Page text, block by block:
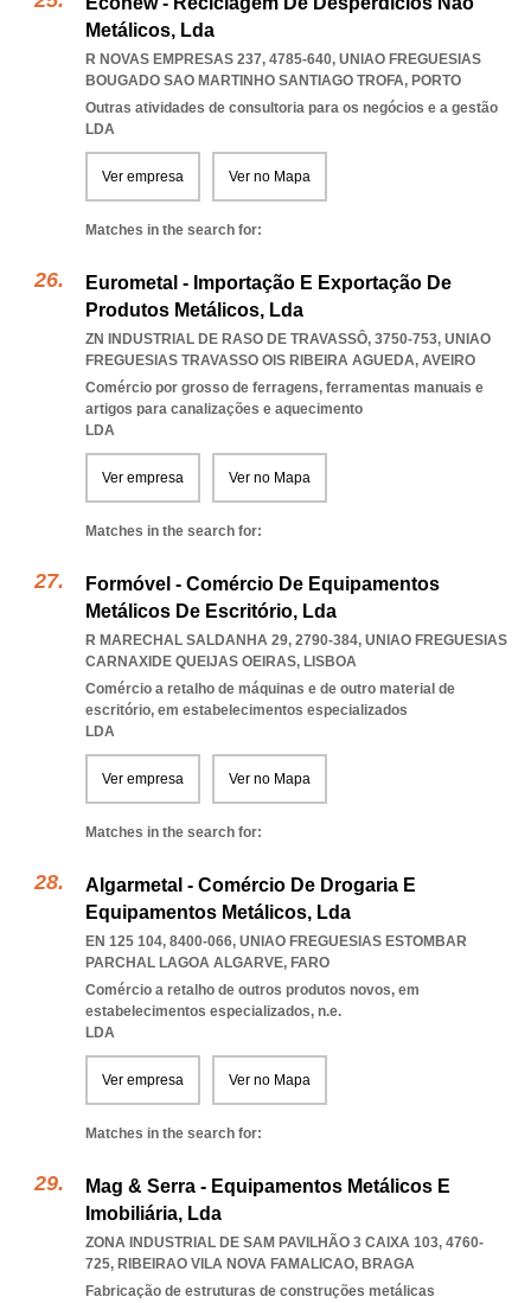
Metálicos, Lda
R NOVAS EMPRESAS 237, 4785-640, UNIAO FREGUESIAS
BOUGADO SAO MARTINHO SANTIAGO TROFA, PORTO
Outras atividades de consultoria para os negócios e a gestão
LDA
Ver empresa Ver no Mapa
Matches in the search for:
Eurometal - Importação E Exportação De
Produtos Metálicos, Lda
ZN INDUSTRIAL DE RASO DE TRAVASSÔ, 3750-753, UNIAO
FREGUESIAS TRAVASSO OIS RIBEIRA AGUEDA, AVEIRO
Comércio por grosso de ferragens, ferramentas manuais e
artigos para canalizações e aquecimento
LDA
Ver empresa Ver no Mapa
Matches in the search for:
Formóvel - Comércio De Equipamentos
Metálicos De Escritório, Lda
R MARECHAL SALDANHA 29, 2790-384, UNIAO FREGUESIAS
CARNAXIDE QUEIJAS OEIRAS, LISBOA
Comércio a retalho de máquinas e de outro material de
escritório, em estabelecimentos especializados
LDA
Ver empresa Ver no Mapa
Matches in the search for:
Algarmetal - Comércio De Drogaria E
Equipamentos Metálicos, Lda
EN 125 104, 8400-066, UNIAO FREGUESIAS ESTOMBAR
PARCHAL LAGOA ALGARVE, FARO
Comércio a retalho de outros produtos novos, em
estabelecimentos especializados, n.e.
LDA
Ver empresa Ver no Mapa
Matches in the search for:
Mag & Serra - Equipamentos Metálicos E
Imobiliária, Lda
ZONA INDUSTRIAL DE SAM PAVILHÃO 3 CAIXA 103, 4760-
725, RIBEIRAO VILA NOVA FAMALICAO, BRAGA
Fabricação de estruturas de construções metálicas